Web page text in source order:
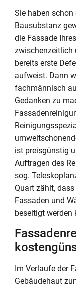
Sie haben
Bausubstanz
die Fassade
zwischenzeitlich
bereits erste
aufweist. Dann
fachmännisch
Gedanken zu
ist preisgünstig
Auftragen des
sog.
Quart zählt,
Fassaden und
beseitigt werden
Im Verlaufe der
Gebäudehaut